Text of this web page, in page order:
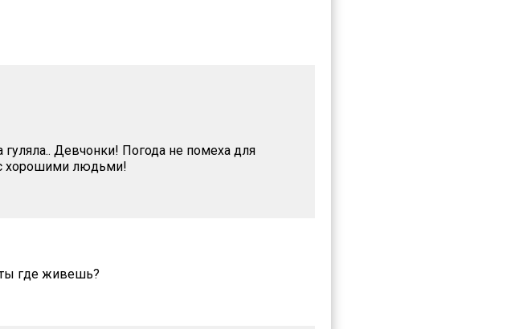
Девчонки! Погода не помеха для
хорошими людьми!
где живешь?